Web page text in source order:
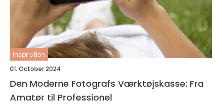
inspiration
01. October 2024
Den Moderne Fotografs Værktøjskasse: Fra
Amatør til Professionel